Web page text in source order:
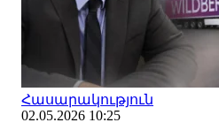
Հասարակություն
02.05.2026 10:25